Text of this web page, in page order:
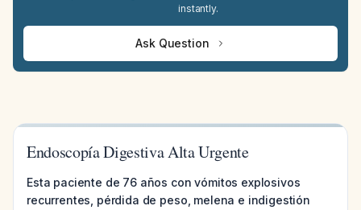
instantly.
Ask Question
Endoscopía Digestiva Alta Urgente
Esta paciente de 76 años con vómitos explosivos
recurrentes, pérdida de peso, melena e indigestión